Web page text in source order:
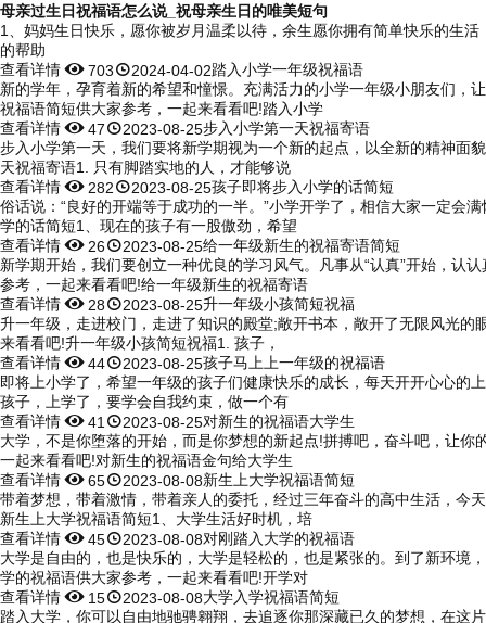
母亲过生日祝福语怎么说_祝母亲生日的唯美短句
1、妈妈生日快乐，愿你被岁月温柔以待，余生愿你拥有简单快乐的生
的帮助
查看详情7032024-04-02踏入小学一年级祝福语
新的学年，孕育着新的希望和憧憬。充满活力的小学一年级小朋友们，
祝福语简短供大家参考，一起来看看吧!踏入小学
查看详情472023-08-25步入小学第一天祝福寄语
步入小学第一天，我们要将新学期视为一个新的起点，以全新的精神面
天祝福寄语1. 只有脚踏实地的人，才能够说
查看详情 2822023-08-25孩子即将步入小学的话简短
俗话说：“良好的开端等于成功的一半。”小学开学了，相信大家一定会
学的话简短1、现在的孩子有一股傲劲，希望
查看详情 262023-08-25给一年级新生的祝福寄语简短
新学期开始，我们要创立一种优良的学习风气。凡事从“认真”开始，认
参考，一起来看看吧!给一年级新生的祝福寄语
查看详情 282023-08-25升一年级小孩简短祝福
升一年级，走进校门，走进了知识的殿堂;敞开书本，敞开了无限风光
来看看吧!升一年级小孩简短祝福1. 孩子，
查看详情442023-08-25孩子马上上一年级的祝福语
即将上小学了，希望一年级的孩子们健康快乐的成长，每天开开心心
孩子，上学了，要学会自我约束，做一个有
查看详情41 2023-08-25对新生的祝福语大学生
大学，不是你堕落的开始，而是你梦想的新起点!拼搏吧，奋斗吧，让
一起来看看吧!对新生的祝福语金句给大学生
查看详情652023-08-08新生上大学祝福语简短
带着梦想，带着激情，带着亲人的委托，经过三年奋斗的高中生活，今
新生上大学祝福语简短1、大学生活好时机，培
查看详情452023-08-08对刚踏入大学的祝福语
大学是自由的，也是快乐的，大学是轻松的，也是紧张的。到了新环境
学的祝福语供大家参考，一起来看看吧!开学对
查看详情 152023-08-08大学入学祝福语简短
踏入大学，你可以自由地驰骋翱翔，去追逐你那深藏已久的梦想，在这